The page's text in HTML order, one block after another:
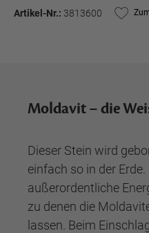
Artikel-Nr.: 3813600
Moldavit – die
Dieser Stein wird
einfach so in der
außerordentliche
zu denen die
lassen. Beim